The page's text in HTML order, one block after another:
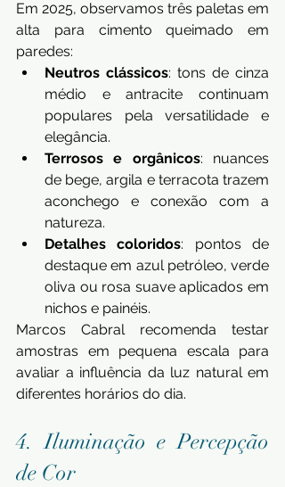
Em 2025, observamos três paletas em
alta para cimento queimado em
paredes:
Neutros clássicos: tons de cinza
médio e antracite continuam
populares pela versatilidade e
elegância.
Terrosos e orgânicos: nuances
de bege, argila e terracota trazem
aconchego e conexão com a
natureza.
Detalhes coloridos: pontos de
destaque em azul petróleo, verde
oliva ou rosa suave aplicados em
nichos e painéis.
Marcos Cabral recomenda testar
amostras em pequena escala para
avaliar a influência da luz natural em
diferentes horários do dia.
4. Iluminação e Percepção
de Cor